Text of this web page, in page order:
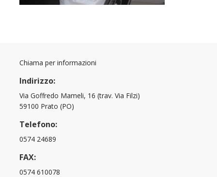
Chiama per informazioni
Indirizzo:
Via Goffredo Mameli, 16 (trav. Via Filzi)
59100 Prato (PO)
Telefono:
0574 24689
FAX:
0574 610078